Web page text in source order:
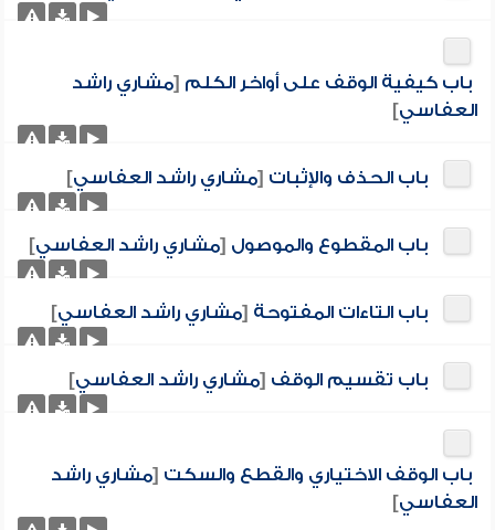
باب كيفية الوقف على أواخر الكلم [مشاري راشد
العفاسي]
باب الحذف والإثبات [مشاري راشد العفاسي]
باب المقطوع والموصول [مشاري راشد العفاسي]
باب التاءات المفتوحة [مشاري راشد العفاسي]
باب تقسيم الوقف [مشاري راشد العفاسي]
باب الوقف الاختياري والقطع والسكت [مشاري راشد
العفاسي]